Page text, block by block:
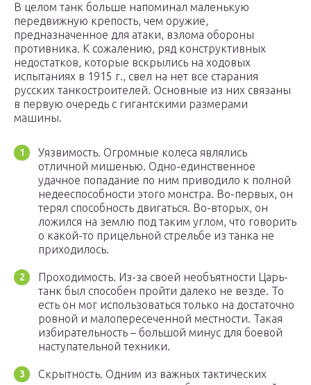
В целом танк больше напоминал маленькую
передвижную крепость, чем оружие,
предназначенное для атаки, взлома обороны
противника. К сожалению, ряд конструктивных
недостатков, которые вскрылись на ходовых
испытаниях в 1915 г., свел на нет все старания
русских танкостроителей. Основные из них связаны
в первую очередь с гигантскими размерами
машины.
Уязвимость. Огромные колеса являлись
отличной мишенью. Одно-единственное
удачное попадание по ним приводило к полной
недееспособности этого монстра. Во-первых, он
терял способность двигаться. Во-вторых, он
ложился на землю под таким углом, что говорить
о какой-то прицельной стрельбе из танка не
приходилось.
Проходимость. Из-за своей необъятности Царь-
танк был способен пройти далеко не везде. То
есть он мог использоваться только на достаточно
ровной и малопересеченной местности. Такая
избирательность – большой минус для боевой
наступательной техники.
Скрытность. Одним из важных тактических